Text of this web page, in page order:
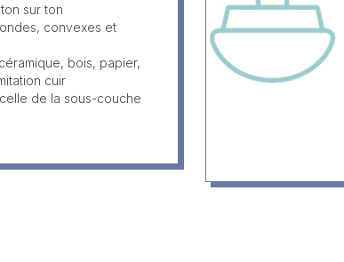
sur ton
convexes et
bois, papier,
cuir
de la sous-couche